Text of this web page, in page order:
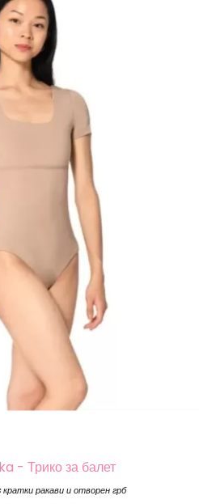
- Трико за балет
ракави и отворен грб